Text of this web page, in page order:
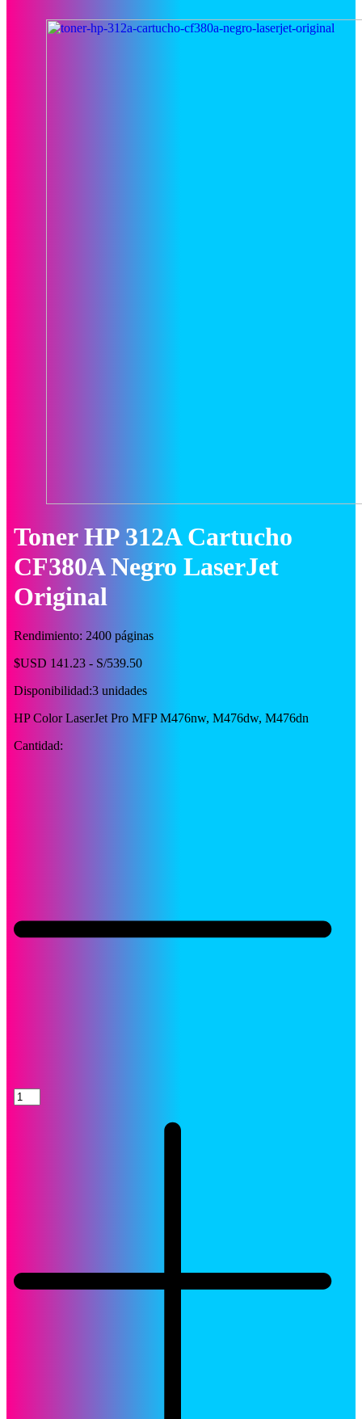
Toner HP 312A Cartucho
CF380A Negro LaserJet
Original
Rendimiento: 2400 páginas
$USD 141.23 - S/539.50
Disponibilidad:3 unidades
HP Color LaserJet Pro MFP M476nw, M476dw, M476dn
Cantidad:
Toner
HP